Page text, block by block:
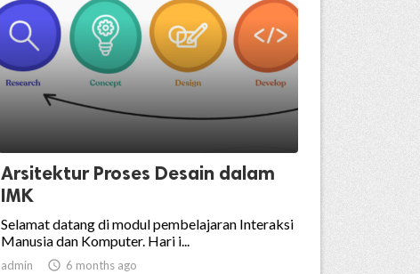
Arsitektur Proses Desain dalam
IMK
Selamat datang di modul pembelajaran Interaksi
Manusia dan Komputer. Hari i...
admin  6 months ago